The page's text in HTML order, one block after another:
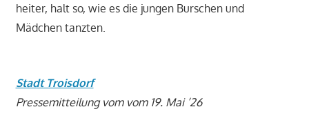
heiter, halt so, wie es die jungen Burschen und
Mädchen tanzten.
Stadt Troisdorf
Pressemitteilung vom vom 19. Mai ’26